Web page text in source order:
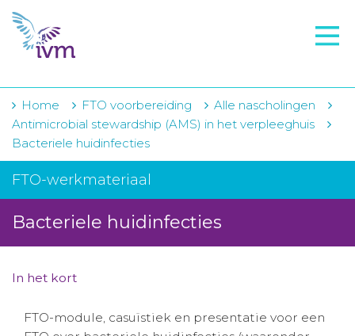
VMI
FTO voorbereiding
IVM-academie
Zorginstellingen
Projecten
Actueel
Home FTO voorbereiding
Alle nascholingen
Antimicrobial stewardship (AMS) in het verpleeghuis
Bacteriele huidinfecties
FTO-werkmateriaal
Bacteriele huidinfecties
In het kort
FTO-module, casuïstiek en presentatie voor een